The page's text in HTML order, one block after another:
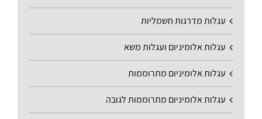
עגלות מדרגות חשמליות
עגלות אלומיניום ועגלות משא
עגלות אלומיניום מתרוממות
עגלות אלומיניום מתרוממות לגובה